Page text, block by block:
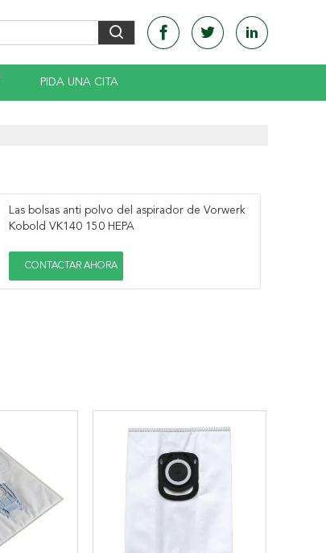
PIDA UNA CITA
Las bolsas anti polvo del aspirador de Vorwerk
Kobold VK140 150 HEPA
CONTACTAR AHORA